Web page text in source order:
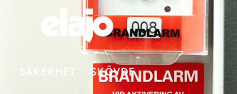
SÄKERHET · SKÖVDE